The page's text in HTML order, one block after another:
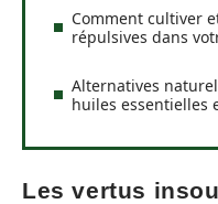
Comment cultiver
répulsives dans
Alternatives
huiles essentielles
Les vertus